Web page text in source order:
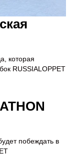
которая
RUSSIALOPPET
побеждать в